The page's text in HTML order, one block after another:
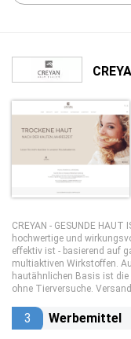
CREYAN - GESUNDE
hochwertige und
effektiv ist - basierend auf
multiaktiven Wirkstoffen.
hautähnlichen Basis ist die
ohne Tierversuche.
3 Werbemittel